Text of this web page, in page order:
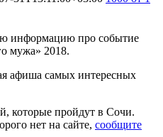
информацию про событие
мужа» 2018.
афиша самых интересных
которые пройдут в Сочи.
нет на сайте, сообщите